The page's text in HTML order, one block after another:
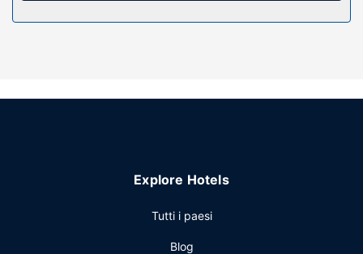
Explore Hotels
Tutti i paesi
Blog